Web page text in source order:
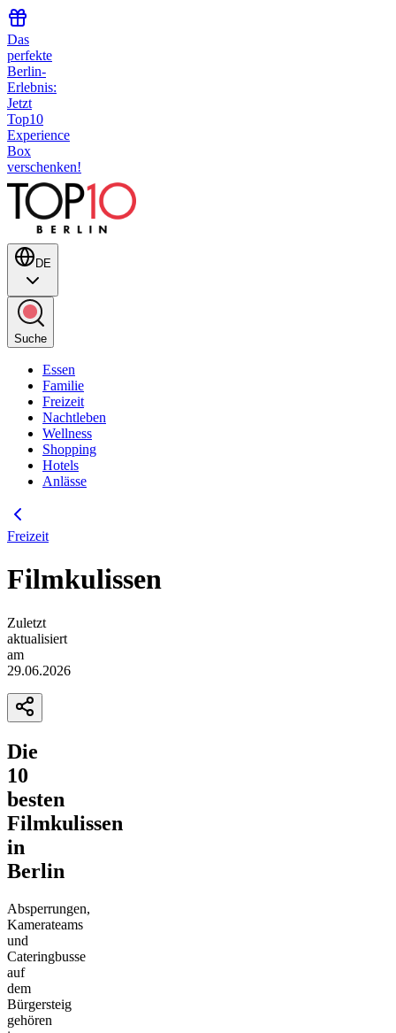
Das
perfekte
Berlin-
Erlebnis:
Jetzt
Top10
Experience
Box
verschenken!
DE
Suche
Essen
Familie
Freizeit
Nachtleben
Wellness
Shopping
Hotels
Anlässe
Freizeit
Filmkulissen
Zuletzt
aktualisiert
am
29.06.2026
Die
10
besten
Filmkulissen
in
Berlin
Absperrungen,
Kamerateams
und
Cateringbusse
auf
dem
Bürgersteig
gehören